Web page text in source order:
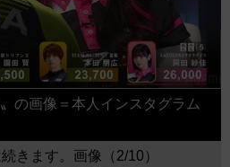
の画像＝本人インスタグラム
きます。画像（2/10）